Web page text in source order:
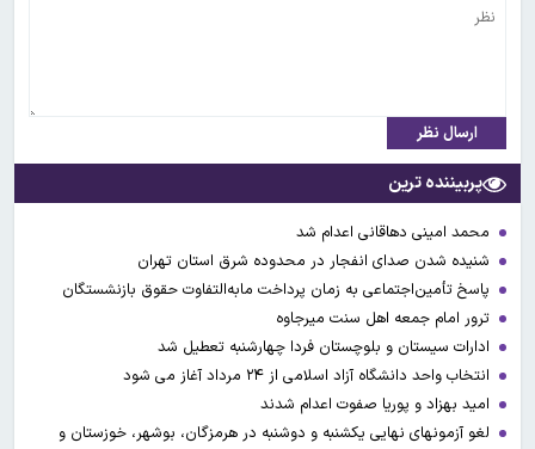
ارسال نظر
پربیننده ترین
محمد امینی دهاقانی اعدام شد
شنیده شدن صدای انفجار در محدوده شرق استان تهران
پاسخ تأمین‌اجتماعی به زمان پرداخت مابه‌التفاوت حقوق بازنشستگان
ترور امام جمعه اهل سنت میرجاوه
ادارات سیستان و بلوچستان فردا چهارشنبه تعطیل شد
انتخاب واحد دانشگاه آزاد اسلامی از ۲۴ مرداد آغاز می شود
امید بهزاد و پوریا صفوت اعدام شدند
لغو آزمونهای نهایی یکشنبه و دوشنبه در هرمزگان، بوشهر، خوزستان و